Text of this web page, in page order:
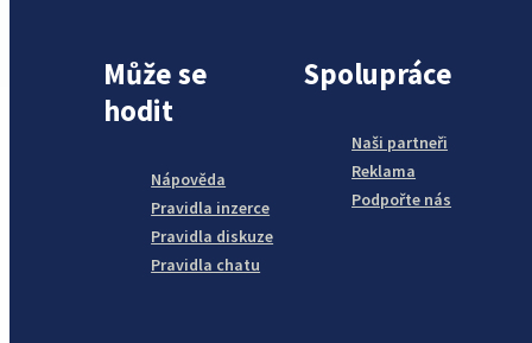
Může se
hodit
Nápověda
Pravidla inzerce
Pravidla diskuze
Pravidla chatu
Spolupráce
Naši partneři
Reklama
Podpořte nás